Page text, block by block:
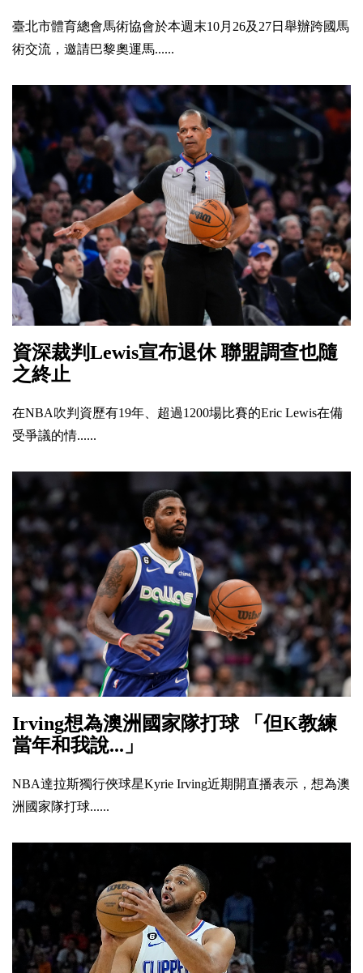
臺北市體育總會馬術協會於本週末10月26及27日舉辦跨國馬
術交流，邀請巴黎奧運馬......
資深裁判Lewis宣布退休 聯盟調查也隨
之終止
在NBA吹判資歷有19年、超過1200場比賽的Eric Lewis在備
受爭議的情......
Irving想為澳洲國家隊打球 「但K教練
當年和我說...」
NBA達拉斯獨行俠球星Kyrie Irving近期開直播表示，想為澳
洲國家隊打球......